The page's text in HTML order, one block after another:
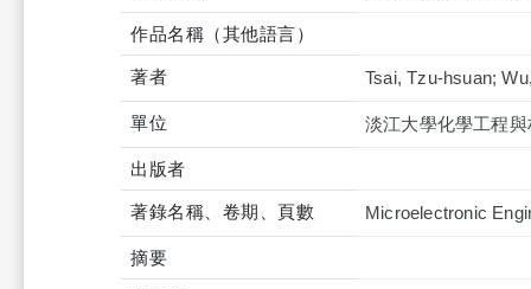
作品名稱（其他語言）
著者 Tsai, Tzu-hsuan;
單位 淡江大學化學工程
出版者
著錄名稱、卷期、頁數 Microelectronic
摘要